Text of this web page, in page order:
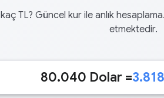
TL? Güncel kur ile anlık
etmektedir.
80.040 Dolar =